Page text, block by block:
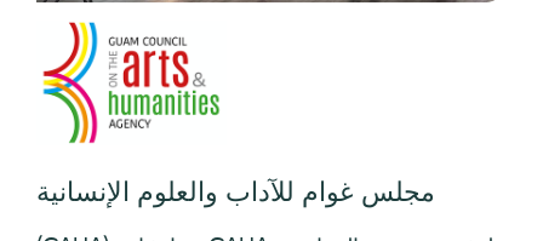
الفنية لحرفيينا وخلق فرص لسكان غوام للتعلم
وتجربة والتعبير عن وتقدير الفن والموهبة الفنية في
عرض الموقع